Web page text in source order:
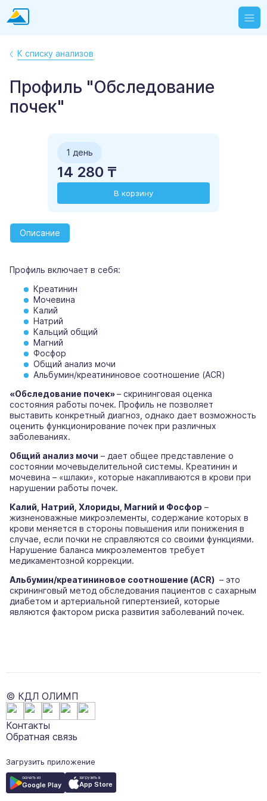
К списку анализов
Профиль "Обследование
почек"
1 день
14 280 ₸
В корзину
Описание
Профиль включает в себя:
Креатинин
Мочевина
Калий
Натрий
Кальций общий
Магний
Фосфор
Общий анализ мочи
Альбумин/креатининовое соотношение (ACR)
«Обследование почек»– скрининговая оценка
состояния работы почек. Профиль не позволяет
выставить конкретный диагноз, однако дает возможность
оценить функционирование почек при различных
заболеваниях.
Общий анализ мочи – дает общее представление о
состоянии мочевыделительной системы. Креатинин и
мочевина – «шлаки», которые накапливаются в крови при
нарушении работы почек.
Калий, Натрий, Хлориды, Магний и Фосфор –
жизненоважные микроэлементы, содержание которых в
крови меняется в стороны повышения или понижения в
случае, если почки не справляются со своими функциями.
Нарушение баланса микроэлементов требует
медикаментозной коррекции.
Альбумин/креатининовое соотношение (ACR) – это
скрининговый метод обследования пациентов с сахарным
диабетом и артериальной гипертензией, которые
являются фактором риска развития заболеваний почек.
© КДЛ ОЛИМП
Контакты
Обратная связь
Загрузить приложение
скачать из
Google Play
загрузить в
App Store